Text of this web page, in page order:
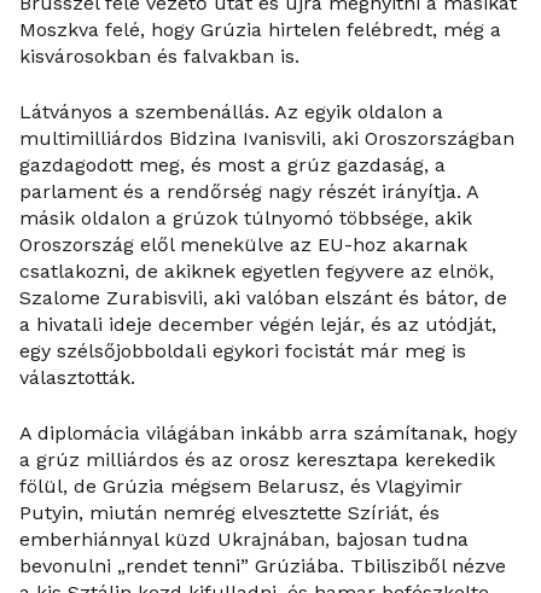
Moszkva felé, hogy Grúzia hirtelen felébredt, még a
kisvárosokban és falvakban is.
Látványos a szembenállás. Az egyik oldalon a
multimilliárdos Bidzina Ivanisvili, aki Oroszországban
gazdagodott meg, és most a grúz gazdaság, a
parlament és a rendőrség nagy részét irányítja. A
másik oldalon a grúzok túlnyomó többsége, akik
Oroszország elől menekülve az EU-hoz akarnak
csatlakozni, de akiknek egyetlen fegyvere az elnök,
Szalome Zurabisvili, aki valóban elszánt és bátor, de
a hivatali ideje december végén lejár, és az utódját,
egy szélsőjobboldali egykori focistát már meg is
választották.
A diplomácia világában inkább arra számítanak, hogy
a grúz milliárdos és az orosz keresztapa kerekedik
fölül, de Grúzia mégsem Belarusz, és Vlagyimir
Putyin, miután nemrég elvesztette Szíriát, és
emberhiánnyal küzd Ukrajnában, bajosan tudna
bevonulni „rendet tenni” Grúziába. Tbilisziből nézve